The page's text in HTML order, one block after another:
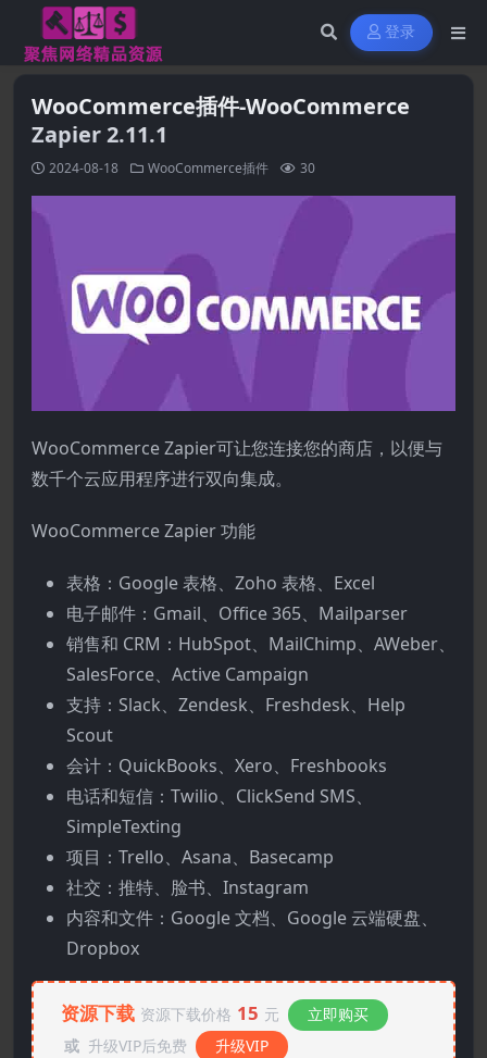
登录
WooCommerce插件-WooCommerce
Zapier 2.11.1
2024-08-18 WooCommerce插件 30
WooCommerce Zapier可让您连接您的商店，以便与
数千个云应用程序进行双向集成。
WooCommerce Zapier 功能
表格：Google 表格、Zoho 表格、Excel
电子邮件：Gmail、Office 365、Mailparser
销售和 CRM：HubSpot、MailChimp、AWeber、
SalesForce、Active Campaign
支持：Slack、Zendesk、Freshdesk、Help
Scout
会计：QuickBooks、Xero、Freshbooks
电话和短信：Twilio、ClickSend SMS、
SimpleTexting
项目：Trello、Asana、Basecamp
社交：推特、脸书、Instagram
内容和文件：Google 文档、Google 云端硬盘、
Dropbox
资源下载 资源下载价格 15 元
立即购买
或 升级VIP后免费 升级VIP